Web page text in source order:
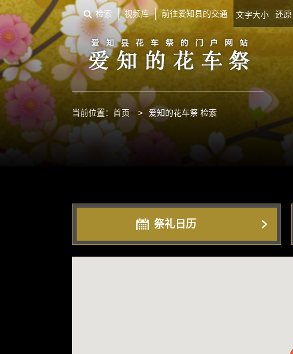
检索 视频库 前往爱知县的交通 文字大小 还原
当前位置： 首页 > 爱知的花车祭 检索
祭礼日历